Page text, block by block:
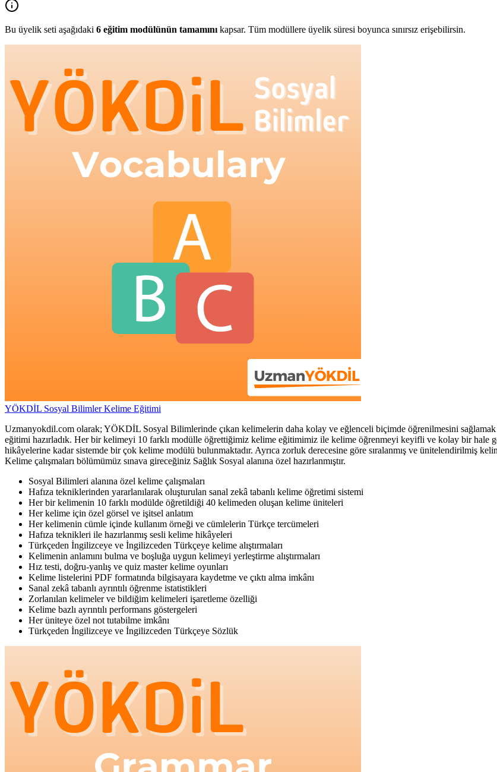
Bu üyelik seti aşağıdaki 6 eğitim modülünün tamamını kapsar. Tüm modüllere üyelik süresi boyunca sınırsız erişebilirsin.
YÖKDİL Sosyal Bilimler Kelime Eğitimi
Uzmanyokdil.com olarak; YÖKDİL Sosyal Bilimlerinde çıkan kelimelerin daha kolay ve eğlenceli biçimde öğrenilmesini
eğitimi hazırladık. Her bir kelimeyi 10 farklı modülle öğrettiğimiz kelime eğitimimiz ile kelime öğrenmeyi keyifli ve kolay bir hale
hikâyelerine kadar sistemde bir çok kelime modülü bulunmaktadır. Ayrıca zorluk derecesine göre sıralanmış ve ünitelendirilmiş
Kelime çalışmaları bölümümüz sınava gireceğiniz Sağlık Sosyal alanına özel hazırlanmıştır.
Sosyal Bilimleri alanına özel kelime çalışmaları
Hafıza tekniklerinden yararlanılarak oluşturulan sanal zekâ tabanlı kelime öğretimi sistemi
Her bir kelimenin 10 farklı modülde öğretildiği 40 kelimeden oluşan kelime üniteleri
Her kelime için özel görsel ve işitsel anlatım
Her kelimenin cümle içinde kullanım örneği ve cümlelerin Türkçe tercümeleri
Hafıza teknikleri ile hazırlanmış sesli kelime hikâyeleri
Türkçeden İngilizceye ve İngilizceden Türkçeye kelime alıştırmaları
Kelimenin anlamını bulma ve boşluğa uygun kelimeyi yerleştirme alıştırmaları
Hız testi, doğru-yanlış ve quiz master kelime oyunları
Kelime listelerini PDF formatında bilgisayara kaydetme ve çıktı alma imkânı
Sanal zekâ tabanlı ayrıntılı öğrenme istatistikleri
Zorlanılan kelimeler ve bildiğim kelimeleri işaretleme özelliği
Kelime bazlı ayrıntılı performans göstergeleri
Her üniteye özel not tutabilme imkânı
Türkçeden İngilizceye ve İngilizceden Türkçeye Sözlük